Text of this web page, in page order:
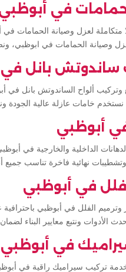
في
متكاملة لعزل وصيانة الحمامات
عزل وصيانة الحمامات في
ساندوتش بانل
ألواح الساندوتش بانل في
خامات عازلة عالية الجودة
أبوظبي
الداخلية والخارجية في
نهائية فاخرة تناسب جميع
فلل في أبوظبي
الفلل في أبوظبي
ونتبع معايير البناء
في أبوظبي
تركيب سيراميك راقية في